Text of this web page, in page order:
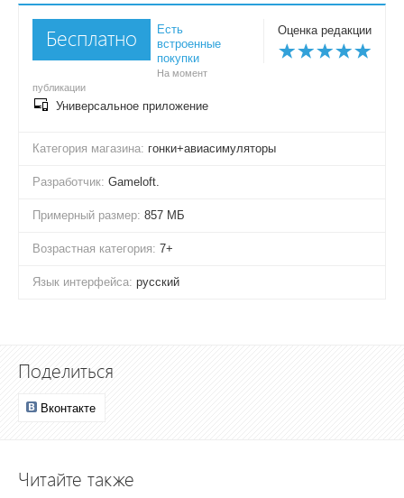
Бесплатно
Есть
встроенные
покупки
На момент
публикации
Универсальное приложение
Оценка редакции
Категория магазина: гонки+авиасимуляторы
Разработчик: Gameloft.
Примерный размер: 857 МБ
Возрастная категория: 7+
Язык интерфейса: русский
Поделиться
Вконтакте
Читайте также